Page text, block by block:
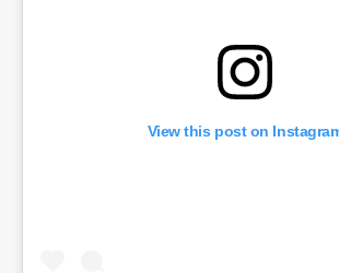
View this post on